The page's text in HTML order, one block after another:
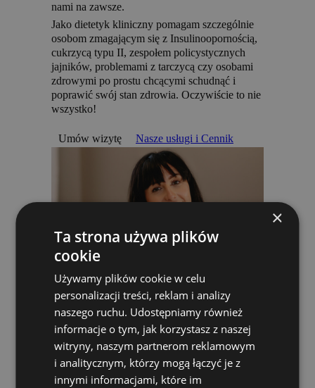
nami na zawsze.
Jako dietetyk kliniczny pomagam szczególnie
osobom zmagającym się z Insulinoopornością,
cukrzycą typu II, zespołem policystycznych
jajników, problemami z tarczycą czy osobami
zdrowymi po prostu chcącymi schudnąć i
poprawić swój stan zdrowia. Oczywiście to nie
wszystko!
Umów wizytę Nasze usługi i Cennik
Od 2022 roku poszerzyłam w dużym stopniu
×
Ta strona używa plików
cookie
Używamy plików cookie w celu
personalizacji treści, reklam i analizy
naszego ruchu. Udostępniamy również
informacje o tym, jak korzystasz z naszej
witryny, naszym partnerom reklamowym
i analitycznym, którzy mogą łączyć je z
innymi informacjami, które im